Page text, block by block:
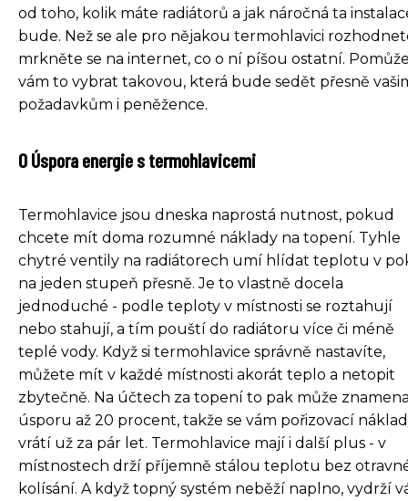
od toho, kolik máte radiátorů a jak náročná ta
bude. Než se ale pro nějakou termohlavici
mrkněte se na internet, co o ní píšou ostatní.
vám to vybrat takovou, která bude sedět přesně
požadavkům i peněžence.
0 Úspora energie s termohlavicemi
Termohlavice jsou dneska naprostá nutnost, pokud
chcete mít doma rozumné náklady na topení. Tyhle
chytré ventily na radiátorech umí hlídat teplotu v
na jeden stupeň přesně. Je to vlastně docela
jednoduché - podle teploty v místnosti se roztahují
nebo stahují, a tím pouští do radiátoru více či méně
teplé vody. Když si termohlavice správně nastavíte,
můžete mít v každé místnosti akorát teplo a netopit
zbytečně. Na účtech za topení to pak může
úsporu až 20 procent, takže se vám pořizovací
vrátí už za pár let. Termohlavice mají i další plus - v
místnostech drží příjemně stálou teplotu bez
kolísání. A když topný systém neběží naplno, vydrží